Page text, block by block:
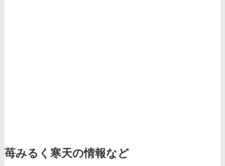
苺みるく寒天の情報など